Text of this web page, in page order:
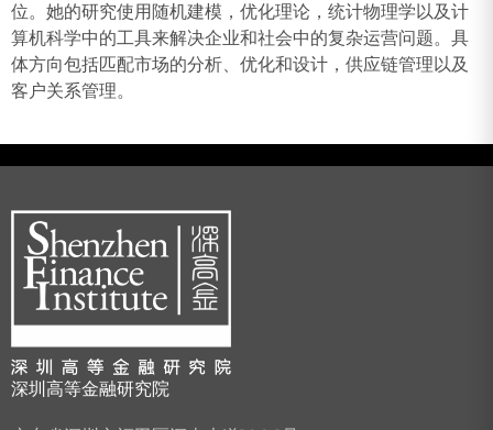
位。她的研究使用随机建模，优化理论，统计物理学以及计
算机科学中的工具来解决企业和社会中的复杂运营问题。具
体方向包括匹配市场的分析、优化和设计，供应链管理以及
客户关系管理。
深圳高等金融研究院